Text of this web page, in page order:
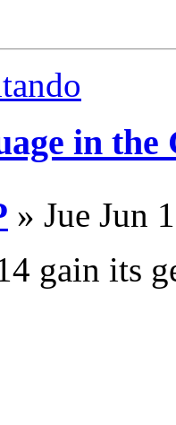
in the
» Jue Jun
gain its